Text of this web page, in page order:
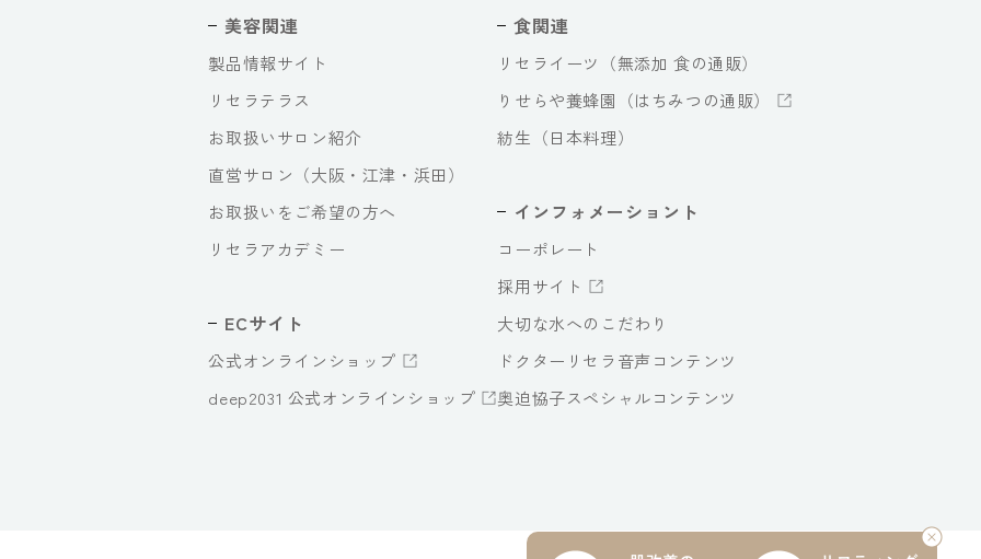
美容関連
製品情報サイト
リセラテラス
お取扱いサロン紹介
直営サロン（大阪・江津・浜田）
お取扱いをご希望の方へ
リセラアカデミー
ECサイト
公式オンラインショップ
deep2031 公式オンラインショップ
食関連
リセライーツ（無添加 食の通販）
りせらや養蜂園（はちみつの通販）
紡生（日本料理）
インフォメーショント
コーポレート
採用サイト
大切な水へのこだわり
ドクターリセラ音声コンテンツ
奥迫協子スペシャルコンテンツ